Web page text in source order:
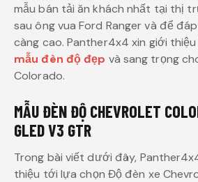
mẫu bán tải ăn khách nhất tại thị
sau ông vua Ford Ranger và để
càng cao. Panther4x4 xin giới thiệu
mẫu đèn độ đẹp và sang trọng
Colorado.
MẪU ĐÈN ĐỘ CHEVROLET
GLED V3 GTR
Trong bài viết dưới đây,
thiệu tới lựa chọn Độ đèn xe